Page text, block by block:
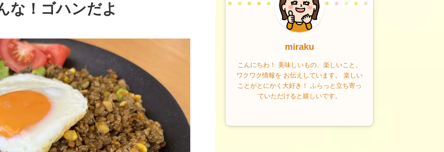
な！ゴハンだよ
miraku
こんにちわ！ 美味しいもの、楽しいこと、
ワクワク情報を お伝えしています。 楽しい
ことがとにかく大好き！ ふらっと立ち寄っ
ていただけると嬉しいです。